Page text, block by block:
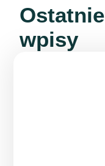
Ostatnie
wpisy